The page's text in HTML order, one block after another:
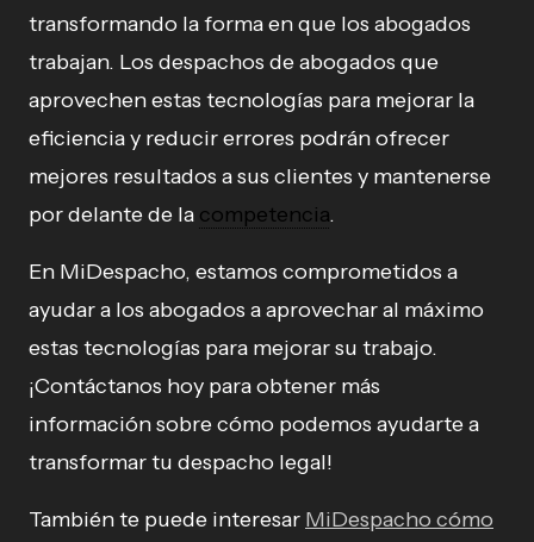
transformando la forma en que los abogados
trabajan. Los despachos de abogados que
aprovechen estas tecnologías para mejorar la
eficiencia y reducir errores podrán ofrecer
mejores resultados a sus clientes y mantenerse
por delante de la competencia.
En MiDespacho, estamos comprometidos a
ayudar a los abogados a aprovechar al máximo
estas tecnologías para mejorar su trabajo.
¡Contáctanos hoy para obtener más
información sobre cómo podemos ayudarte a
transformar tu despacho legal!
También te puede interesar MiDespacho cómo